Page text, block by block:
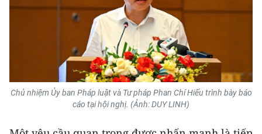
Chủ nhiệm Ủy ban Pháp luật và Tư pháp Phan Chí Hiếu trình bày báo
cáo tại hội nghị. (Ảnh: DUY LINH)